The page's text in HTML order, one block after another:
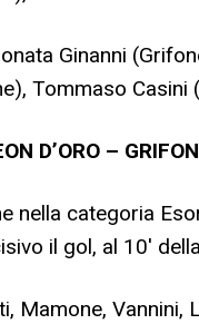
Ginanni
Tommaso Casini
D’ORO –
nella categoria
il gol, al 10′
Mamone, Vannini,